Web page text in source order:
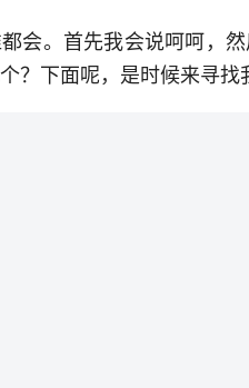
会。首先我会说呵呵，
？下面呢，是时候来寻